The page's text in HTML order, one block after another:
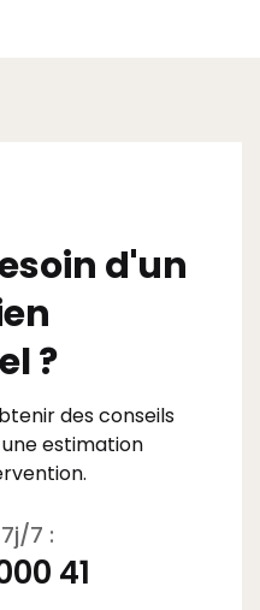
d'un
?
des conseils
estimation
7 :
41